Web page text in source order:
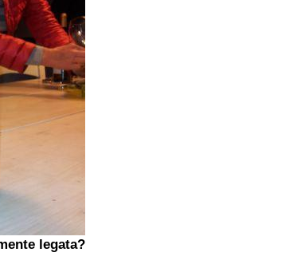
legata?